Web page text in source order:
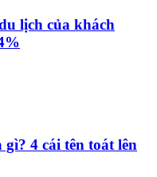
lịch của khách
4 cái tên toát lên